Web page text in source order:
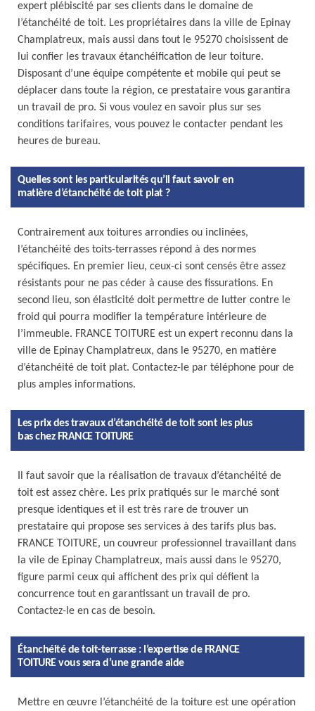
expert plébiscité par ses clients dans le domaine de
l’étanchéité de toit. Les propriétaires dans la ville de Epinay
Champlatreux, mais aussi dans tout le 95270 choisissent de
lui confier les travaux étanchéification de leur toiture.
Disposant d’une équipe compétente et mobile qui peut se
déplacer dans toute la région, ce prestataire vous garantira
un travail de pro. Si vous voulez en savoir plus sur ses
conditions tarifaires, vous pouvez le contacter pendant les
heures de bureau.
Quelles sont les particularités qu’il faut savoir en
matière d’étanchéité de toit plat ?
Contrairement aux toitures arrondies ou inclinées,
l’étanchéité des toits-terrasses répond à des normes
spécifiques. En premier lieu, ceux-ci sont censés être assez
résistants pour ne pas céder à cause des fissurations. En
second lieu, son élasticité doit permettre de lutter contre le
froid qui pourra modifier la température intérieure de
l’immeuble. FRANCE TOITURE est un expert reconnu dans la
ville de Epinay Champlatreux, dans le 95270, en matière
d’étanchéité de toit plat. Contactez-le par téléphone pour de
plus amples informations.
Les prix des travaux d’étanchéité de toit sont les plus
bas chez FRANCE TOITURE
Il faut savoir que la réalisation de travaux d’étanchéité de
toit est assez chère. Les prix pratiqués sur le marché sont
presque identiques et il est très rare de trouver un
prestataire qui propose ses services à des tarifs plus bas.
FRANCE TOITURE, un couvreur professionnel travaillant dans
la vile de Epinay Champlatreux, mais aussi dans le 95270,
figure parmi ceux qui affichent des prix qui défient la
concurrence tout en garantissant un travail de pro.
Contactez-le en cas de besoin.
Étanchéité de toit-terrasse : l’expertise de FRANCE
TOITURE vous sera d’une grande aide
Mettre en œuvre l’étanchéité de la toiture est une opération